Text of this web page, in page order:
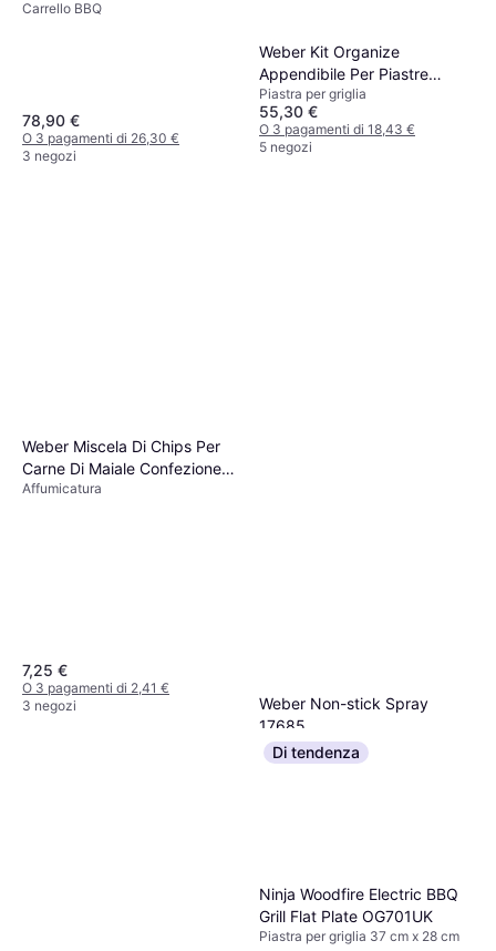
Ripiano
Carrello BBQ
78,90 €
O 3 pagamenti di 26,30 €
3 negozi
Weber Kit Organize
Appendibile Per Piastre
Premium Slate 76 cm
Piastra per griglia
55,30 €
O 3 pagamenti di 18,43 €
5 negozi
Weber Miscela Di Chips Per
Carne Di Maiale Confezione
0,7 kg
Affumicatura
7,25 €
O 3 pagamenti di 2,41 €
3 negozi
Weber Non-stick Spray
17685
Detergente
12,99 €
Di tendenza
Ninja Woodfire Electric BBQ
Grill Flat Plate OG701UK
Piastra per griglia 37 cm x 28 cm